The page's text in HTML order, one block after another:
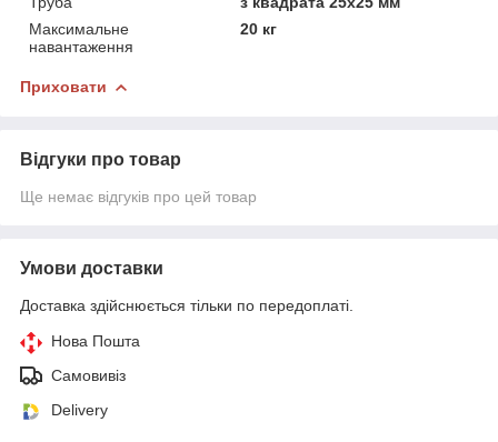
Максимальне
навантаження
20 кг
Приховати
Відгуки про товар
Ще немає відгуків про цей товар
Умови доставки
Доставка здійснюється тільки по передоплаті.
Нова Пошта
Самовивіз
Delivery